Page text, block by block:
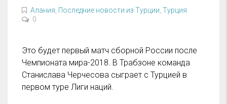
Алания Последние новости из Турции Турция
0
Это будет первый матч сборной России после
Чемпионата мира-2018. В Трабзоне команда
Станислава Черчесова сыграет с Турцией в
первом туре Лиги наций.